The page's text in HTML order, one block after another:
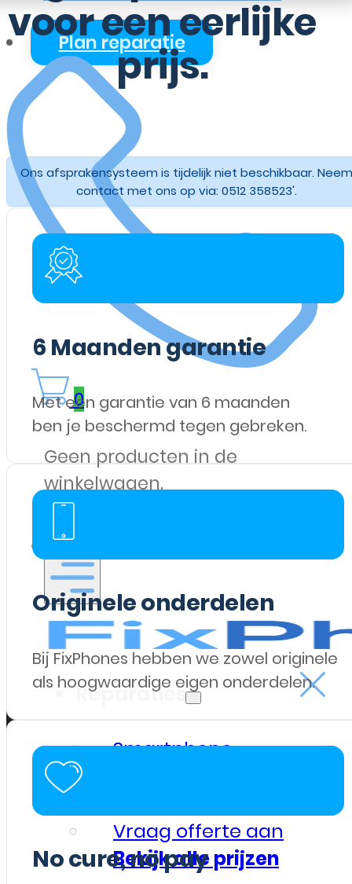
Plan reparatie
0
Geen producten in de
winkelwagen.
Reparaties
Smartphone
Vraag offerte aan
Bekijk alle prijzen
voor een eerlijke
prijs.
Ons afsprakensysteem is tijdelijk niet beschikbaar. Neem
contact met ons op via: 0512 358523'.
6 Maanden garantie
Met een garantie van 6 maanden
ben je beschermd tegen gebreken.
Originele onderdelen
Bij FixPhones hebben we zowel originele
als hoogwaardige eigen onderdelen.
No cure, no pay